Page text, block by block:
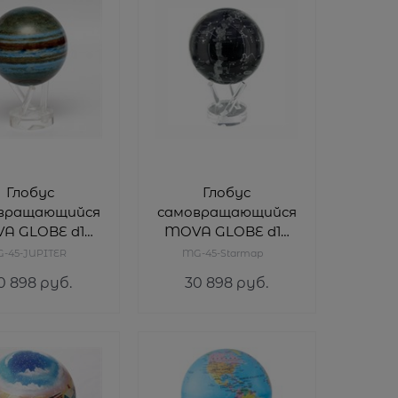
Глобус
GLOBE d12
JUPITER
45-JUPITER
898 руб.
Глобус
самовращающийся
MOVA GLOBE d12
см ЗВЕЗДНОЕ
MG-45-Starmap
30 898 руб.